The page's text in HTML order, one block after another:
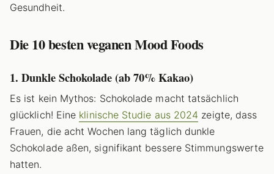
Gesundheit.
Die 10 besten veganen Mood Foods
1. Dunkle Schokolade (ab 70% Kakao)
Es ist kein Mythos: Schokolade macht tatsächlich
glücklich! Eine klinische Studie aus 2024 zeigte, dass
Frauen, die acht Wochen lang täglich dunkle
Schokolade aßen, signifikant bessere Stimmungswerte
hatten.